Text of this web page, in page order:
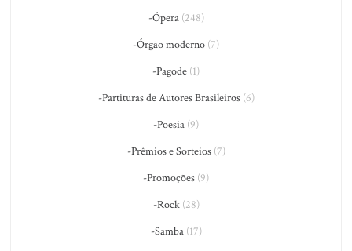
-Ópera(248)
-Órgão moderno (7)
-Pagode (1)
-Partituras de Autores Brasileiros(6)
-Poesia (9)
-Prêmios e Sorteios(7)
-Promoções (9)
-Rock(28)
-Samba(17)